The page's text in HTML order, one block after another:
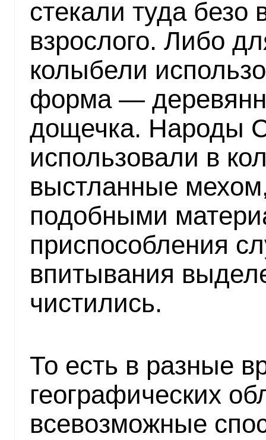
стекали туда безо
взрослого. Либо
колыбели
форма —
дощечка. Народы
использовали в
выстланные
подобными
приспособления
впитывания
чистились.
То есть в разные
географических
всевозможные